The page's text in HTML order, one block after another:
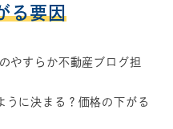
る要因
やすらか不動産ブログ担
うに決まる？価格の下がる